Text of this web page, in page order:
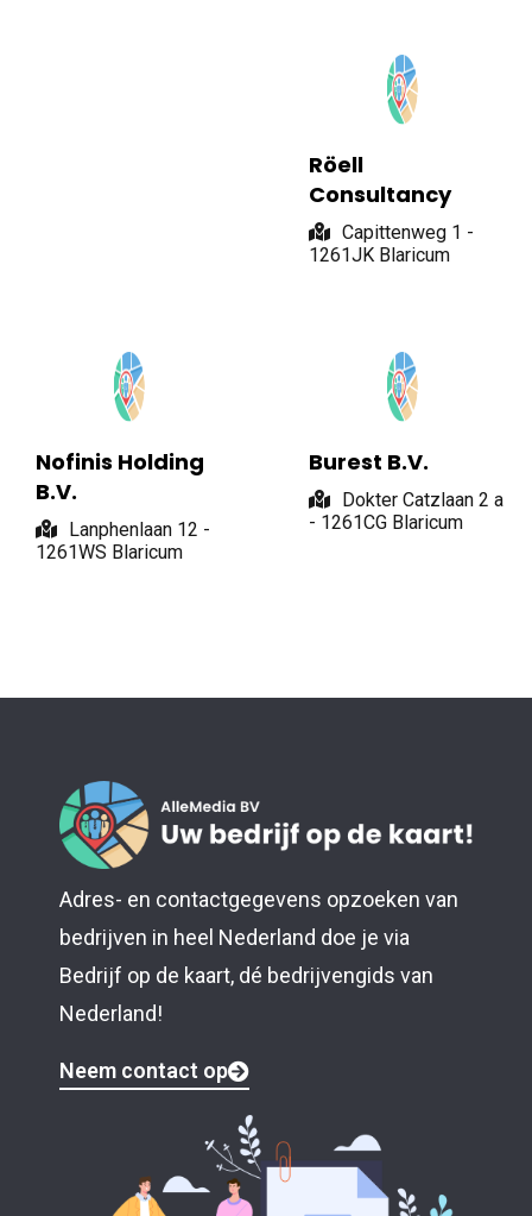
Röell
Consultancy
Capittenweg 1 -
1261JK Blaricum
Nofinis Holding
B.V.
Lanphenlaan 12 -
1261WS Blaricum
Burest B.V.
Dokter Catzlaan 2 a
- 1261CG Blaricum
Adres- en contactgegevens opzoeken van
bedrijven in heel Nederland doe je via
Bedrijf op de kaart, dé bedrijvengids van
Nederland!
Neem contact op